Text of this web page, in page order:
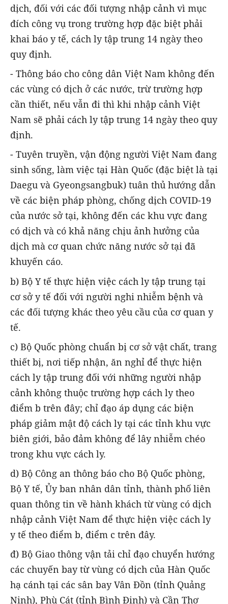
dịch, đối với các đối tượng nhập cảnh vì mục
đích công vụ trong trường hợp đặc biệt phải
khai báo y tế, cách ly tập trung 14 ngày theo
quy định.
- Thông báo cho công dân Việt Nam không đến
các vùng có dịch ở các nước, trừ trường hợp
cần thiết, nếu vẫn đi thì khi nhập cảnh Việt
Nam sẽ phải cách ly tập trung 14 ngày theo quy
định.
- Tuyên truyền, vận động người Việt Nam đang
sinh sống, làm việc tại Hàn Quốc (đặc biệt là tại
Daegu và Gyeongsangbuk) tuân thủ hướng dẫn
về các biện pháp phòng, chống dịch COVID-19
của nước sở tại, không đến các khu vực đang
có dịch và có khả năng chịu ảnh hưởng của
dịch mà cơ quan chức năng nước sở tại đã
khuyến cáo.
b) Bộ Y tế thực hiện việc cách ly tập trung tại
cơ sở y tế đối với người nghi nhiễm bệnh và
các đối tượng khác theo yêu cầu của cơ quan y
tế.
c) Bộ Quốc phòng chuẩn bị cơ sở vật chất, trang
thiết bị, nơi tiếp nhận, ăn nghỉ để thực hiện
cách ly tập trung đối với những người nhập
cảnh không thuộc trường hợp cách ly theo
điểm b trên đây; chỉ đạo áp dụng các biện
pháp giảm mật độ cách ly tại các tỉnh khu vực
biên giới, bảo đảm không để lây nhiễm chéo
trong khu vực cách ly.
d) Bộ Công an thông báo cho Bộ Quốc phòng,
Bộ Y tế, Ủy ban nhân dân tỉnh, thành phố liên
quan thông tin về hành khách từ vùng có dịch
nhập cảnh Việt Nam để thực hiện việc cách ly
y tế theo điểm b, điểm c trên đây.
đ) Bộ Giao thông vận tải chỉ đạo chuyển hướng
các chuyến bay từ vùng có dịch của Hàn Quốc
hạ cánh tại các sân bay Vân Đồn (tỉnh Quảng
Ninh), Phù Cát (tỉnh Bình Định) và Cần Thơ